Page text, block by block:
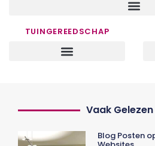
TUINGEREEDSCHAP
Vaak
Blog Posten